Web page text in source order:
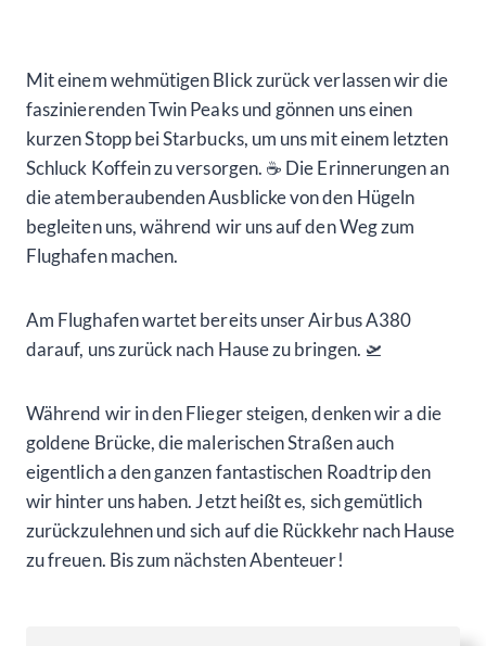
Mit einem wehmütigen Blick zurück verlassen wir die
faszinierenden Twin Peaks und gönnen uns einen
kurzen Stopp bei Starbucks, um uns mit einem letzten
Schluck Koffein zu versorgen. ☕ Die Erinnerungen an
die atemberaubenden Ausblicke von den Hügeln
begleiten uns, während wir uns auf den Weg zum
Flughafen machen.
Am Flughafen wartet bereits unser Airbus A380
darauf, uns zurück nach Hause zu bringen. 🛫
Während wir in den Flieger steigen, denken wir a die
goldene Brücke, die malerischen Straßen auch
eigentlich a den ganzen fantastischen Roadtrip den
wir hinter uns haben. Jetzt heißt es, sich gemütlich
zurückzulehnen und sich auf die Rückkehr nach Hause
zu freuen. Bis zum nächsten Abenteuer!